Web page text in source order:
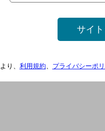
サイ
り、 利用規約、 プライバシーポ